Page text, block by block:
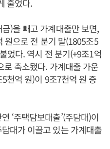
줄었다.
)을 빼고 가계대출만 보면,
원으로 전 분기 말(1805조5
었다. 역시 전 분기(+9조1억
로 축소됐다. 가계대출 가운
천억 원)이 9조7천억 원 증
‘주택담보대출’(주담대)이
대가 이끌고 있는 가계대출